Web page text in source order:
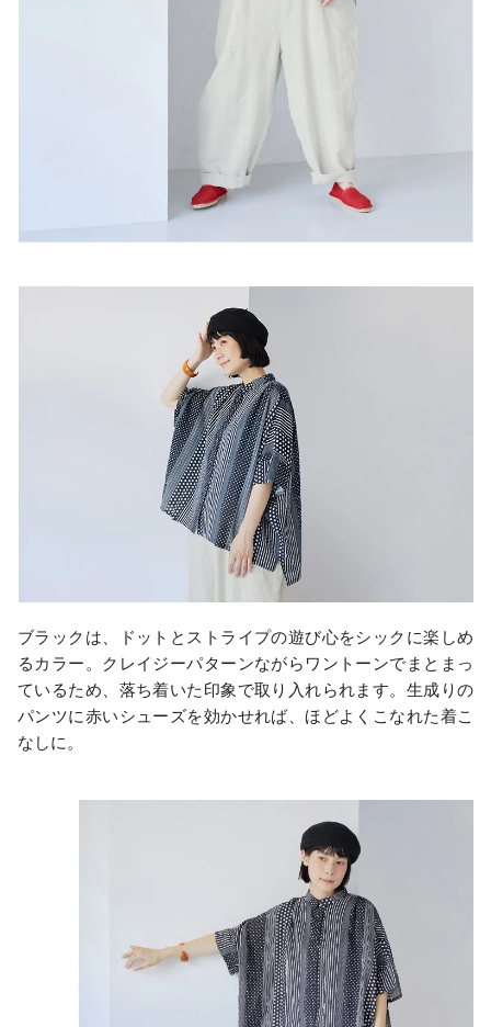
ブラックは、ドットとストライプの遊び心をシックに楽しめ
るカラー。クレイジーパターンながらワントーンでまとまっ
ているため、落ち着いた印象で取り入れられます。生成りの
パンツに赤いシューズを効かせれば、ほどよくこなれた着こ
なしに。